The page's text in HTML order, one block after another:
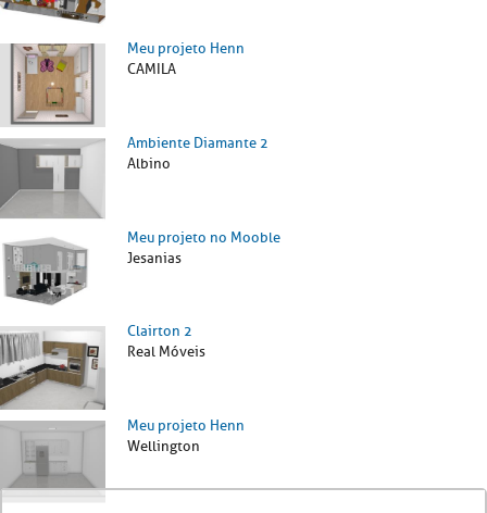
Meu projeto Henn
CAMILA
Ambiente Diamante 2
Albino
Meu projeto no Mooble
Jesanias
Clairton 2
Real Móveis
Meu projeto Henn
Wellington